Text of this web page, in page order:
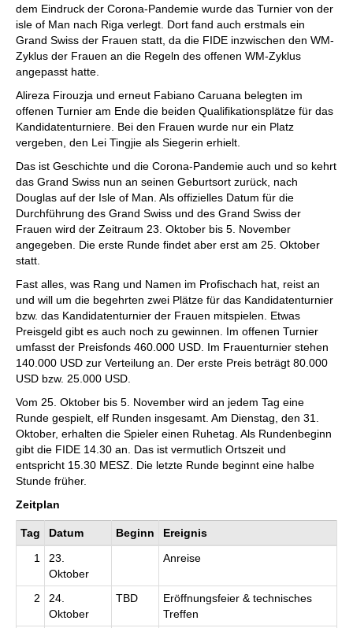
dem Eindruck der Corona-Pandemie wurde das Turnier von der
isle of Man nach Riga verlegt. Dort fand auch erstmals ein
Grand Swiss der Frauen statt, da die FIDE inzwischen den WM-
Zyklus der Frauen an die Regeln des offenen WM-Zyklus
angepasst hatte.
Alireza Firouzja und erneut Fabiano Caruana belegten im
offenen Turnier am Ende die beiden Qualifikationsplätze für das
Kandidatenturniere. Bei den Frauen wurde nur ein Platz
vergeben, den Lei Tingjie als Siegerin erhielt.
Das ist Geschichte und die Corona-Pandemie auch und so kehrt
das Grand Swiss nun an seinen Geburtsort zurück, nach
Douglas auf der Isle of Man. Als offizielles Datum für die
Durchführung des Grand Swiss und des Grand Swiss der
Frauen wird der Zeitraum 23. Oktober bis 5. November
angegeben. Die erste Runde findet aber erst am 25. Oktober
statt.
Fast alles, was Rang und Namen im Profischach hat, reist an
und will um die begehrten zwei Plätze für das Kandidatenturnier
bzw. das Kandidatenturnier der Frauen mitspielen. Etwas
Preisgeld gibt es auch noch zu gewinnen. Im offenen Turnier
umfasst der Preisfonds 460.000 USD. Im Frauenturnier stehen
140.000 USD zur Verteilung an. Der erste Preis beträgt 80.000
USD bzw. 25.000 USD.
Vom 25. Oktober bis 5. November wird an jedem Tag eine
Runde gespielt, elf Runden insgesamt. Am Dienstag, den 31.
Oktober, erhalten die Spieler einen Ruhetag. Als Rundenbeginn
gibt die FIDE 14.30 an. Das ist vermutlich Ortszeit und
entspricht 15.30 MESZ. Die letzte Runde beginnt eine halbe
Stunde früher.
Zeitplan
Tag Datum Beginn
Ereignis
1
23.
Oktober
Anreise
2
24.
Oktober
TBD
Eröffnungsfeier & technisches
Treffen